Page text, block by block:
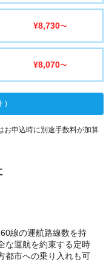
¥8,730〜
¥8,070〜
)
申込時に別途手数料が加算
線の運航路線数を持
な運航を約束する定時
都市への乗り入れも可